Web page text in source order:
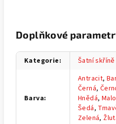
Doplňkové
Kategorie: Šatní skříně
Barva:
Antracit,
Černá,
Hnědá,
Šedá,
Zelená,